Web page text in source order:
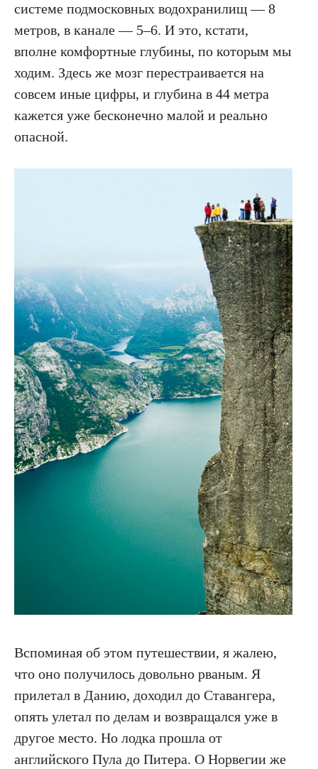
системе подмосковных водохранилищ — 8
метров, в канале — 5–6. И это, кстати,
вполне комфортные глубины, по которым мы
ходим. Здесь же мозг перестраивается на
совсем иные цифры, и глубина в 44 метра
кажется уже бесконечно малой и реально
опасной.
Вспоминая об этом путешествии, я жалею,
что оно получилось довольно рваным. Я
прилетал в Данию, доходил до Ставангера,
опять улетал по делам и возвращался уже в
другое место. Но лодка прошла от
английского Пула до Питера. О Норвегии же